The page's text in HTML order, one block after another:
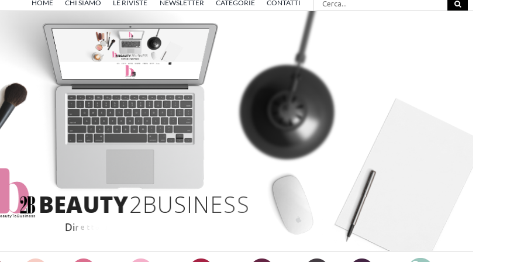
HOME CHI SIAMO LE RIVISTE NEWSLETTER CATEGORIE CONTATTI
per:
BEAUTY2BUSINESS
Dire t